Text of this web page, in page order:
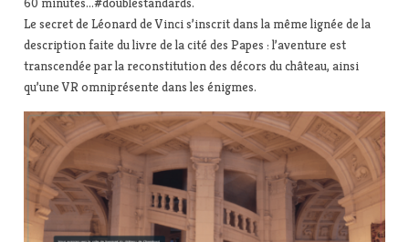
Le secret de Léonard de Vinci s’inscrit dans la même lignée de la
description faite du livre de la cité des Papes : l’aventure est
transcendée par la reconstitution des décors du château, ainsi
qu’une VR omniprésente dans les énigmes.